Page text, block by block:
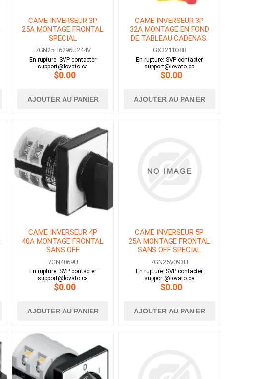
CAME INVERSEUR 3P
25A MONTAGE FRONTAL
SPECIAL
7GN25H6296U244V
En rupture: SVP contacter
support@lovato.ca
$0.00
AJOUTER AU PANIER
CAME INVERSEUR 3P
32A MONTAGE EN FOND
DE TABLEAU CADENAS.
VER. DE PORTE
GX3211O88
En rupture: SVP contacter
support@lovato.ca
$0.00
AJOUTER AU PANIER
CAME INVERSEUR 4P
40A MONTAGE FRONTAL
SANS OFF
7GN4069U
En rupture: SVP contacter
support@lovato.ca
$0.00
AJOUTER AU PANIER
CAME INVERSEUR 5P
25A MONTAGE FRONTAL
SANS OFF SPECIAL
7GN25V093U
En rupture: SVP contacter
support@lovato.ca
$0.00
AJOUTER AU PANIER